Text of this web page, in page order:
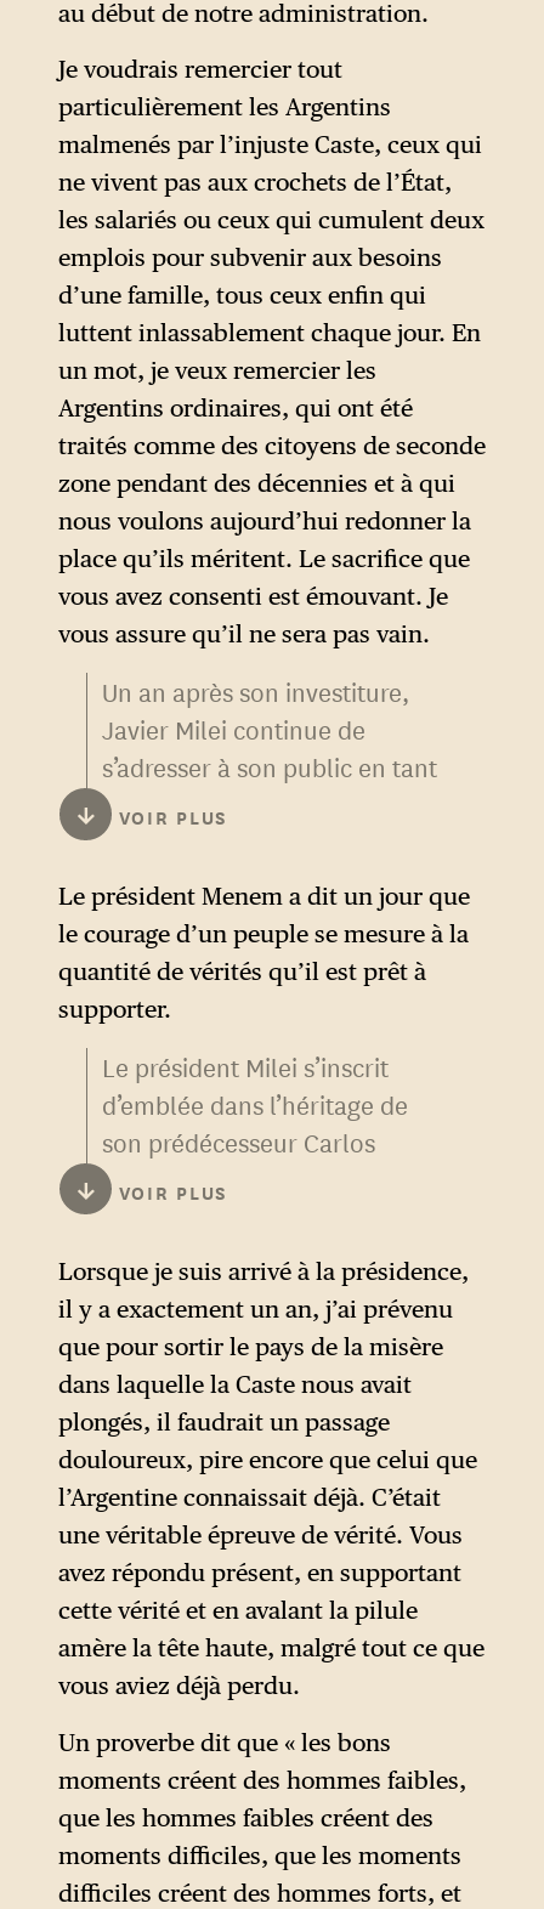
au début de notre administration.
Je voudrais remercier tout
particulièrement les Argentins
malmenés par l’injuste Caste, ceux qui
ne vivent pas aux crochets de l’État,
les salariés ou ceux qui cumulent deux
emplois pour subvenir aux besoins
d’une famille, tous ceux enfin qui
luttent inlassablement chaque jour. En
un mot, je veux remercier les
Argentins ordinaires, qui ont été
traités comme des citoyens de seconde
zone pendant des décennies et à qui
nous voulons aujourd’hui redonner la
place qu’ils méritent. Le sacrifice que
vous avez consenti est émouvant. Je
vous assure qu’il ne sera pas vain.
Un an après son investiture,
Javier Milei continue de
s’adresser à son public en tant
que leader partisan, en
mobilisant un registre de
discours agonistique. Son
propos distingue ainsi les
« bonnes gens » et la
« Caste », terme qui vise à
vilipender les politiciens et
politiciennes traditionnels
autant que les personnes
bénéficiant de prestations
sociales.
parole du président prend
donc des tonalités offensives.
↓ VOIR PLUS
Le président Menem a dit un jour que
le courage d’un peuple se mesure à la
quantité de vérités qu’il est prêt à
supporter.
Le président Milei s’inscrit
d’emblée dans l’héritage de
son prédécesseur Carlos
Menem. Péroniste, celui-ci a
dirigé l’Argentine entre 1989 et
2009. Son mandat est marqué
par une réforme massive de
l’État, impliquant de multiples
privatisations d’entreprises
publiques, et la mise en place
de la « convertibilité », une
politique monétaire
instaurant une parité du peso
et du dollar. Ces politiques
s’accompagnent de
retentissantes affaires de
corruption et d’une
accélération de
l’endettement, dont la crise
sociale, économique et
politique de 2001 constituera
l’un des corollaires.
↓ VOIR PLUS
Lorsque je suis arrivé à la présidence,
il y a exactement un an, j’ai prévenu
que pour sortir le pays de la misère
dans laquelle la Caste nous avait
plongés, il faudrait un passage
douloureux, pire encore que celui que
l’Argentine connaissait déjà. C’était
une véritable épreuve de vérité. Vous
avez répondu présent, en supportant
cette vérité et en avalant la pilule
amère la tête haute, malgré tout ce que
vous aviez déjà perdu.
Un proverbe dit que « les bons
moments créent des hommes faibles,
que les hommes faibles créent des
moments difficiles, que les moments
difficiles créent des hommes forts, et